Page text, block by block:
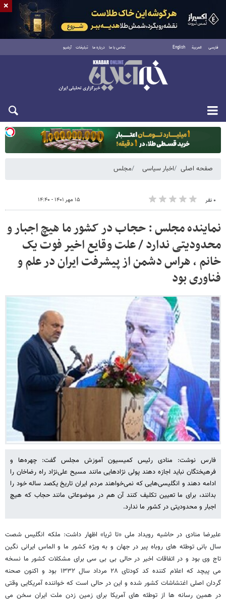
فارسی العربية English تماس با ما درباره ما تبلیغات آرشیو
دوشنبه ۱۹ مرداد ۱۴۰۵
صفحه اصلی اخبار سیاسی مجلس
۰ نفر ۱۵ مهر ۱۴۰۱ - ۱۴:۴۰
نماینده مجلس : حجاب در کشور ما هیچ اجبار و
محدودیتی ندارد / علت وقایع اخیر فوت یک
خانم ، هراس دشمن از پیشرفت ایران در علم و
فناوری بود
فارس نوشت: منادی رئیس کمیسیون آموزش مجلس گفت: چهره‌ها و
فرهیختگان نباید اجازه دهند پولی نژادهایی مانند مسیح علی‌نژاد راه رضاخان را
ادامه دهند و انگلیسی‌هایی که نمی‌خواهند مردم ایران تاریخ یکصد ساله خود را
بدانند، برای ما تعیین تکلیف کنند آن هم در موضوعاتی مانند حجاب که هیچ
اجبار و محدودیتی در کشور ما ندارد.
علیرضا منادی در حاشیه رویداد ملی «تا ثریا» اظهار داشت: ملکه انگلیس شصت
سال بانی توطئه های روباه پیر در جهان و به ویژه کشور ما و الماس ایرانی نگین
تاج وی بود و در اتفاقات اخیر در حالی بی بی سی برای مشکلات کشور ما نسخه
می پیچد که اعلام کننده کد کودتای ۲۸ مرداد سال ۱۳۳۲ بود و اکنون صحنه
گردان اصلی اغتشاشات کشور شده و این در حالی است که خواننده آمریکایی وقتی
در همین رسانه ها از توطئه های آمریکا برای زمین زدن ملت ایران سخن می
×